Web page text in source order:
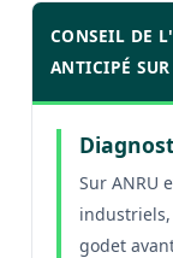
CONSEIL DE
ANTICIPÉ
Sur ANRU
godet